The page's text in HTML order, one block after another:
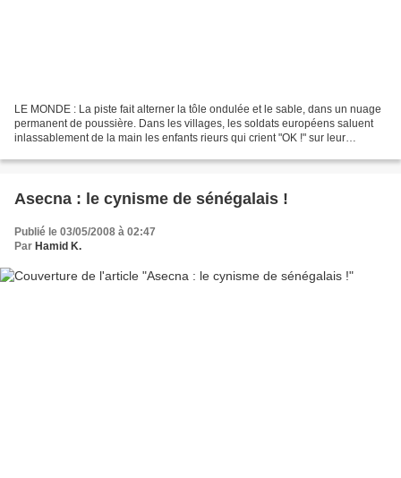
LE MONDE : La piste fait alterner la tôle ondulée et le sable, dans un nuage
permanent de poussière. Dans les villages, les soldats européens saluent
inlassablement de la main les enfants rieurs qui crient "OK !" sur leur
Asecna : le cynisme de sénégalais !
Publié le 03/05/2008 à 02:47
Par Hamid K.